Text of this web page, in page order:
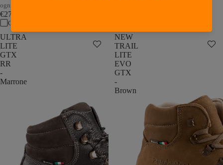
ogni passo
€279,00
Confronta
ULTRA
LITE
GTX
RR
-
Marrone
NEW
TRAIL
LITE
EVO
GTX
-
Brown